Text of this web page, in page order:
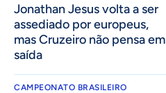
Jonathan Jesus volta a ser
assediado por europeus,
mas Cruzeiro não pensa em
saída
CAMPEONATO BRASILEIRO